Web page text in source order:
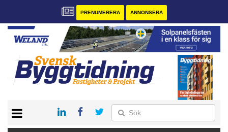
PRENUMERERA ANNONSERA